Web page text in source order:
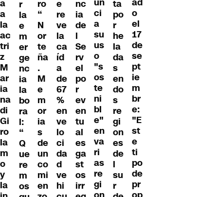
a
a
la
ac
tri
z
M
ar
ia
na
di
Gi
ro
la
m
o
y
la
r
la
e
m
er
ge
nc
ia
la
bo
ra
l:
“
Q
ue
re
m
os
ro
“
N
or
te
ña
.
M
e
m
or
ia
s
de
un
co
mi
en
e
re
ve
la
ca
íd
a
de
67
%
en
ve
lo
ci
da
d
ve
hi
nc
ia
de
l
Se
rv
el
po
r
ev
en
tu
al
es
ga
st
os
irr
ci
a
su
us
o
"s
os
te
ni
bl
e"
en
va
ri
as
re
gi
ta
po
r
he
la
da
s
en
do
s
re
gi
on
es
de
l
su
r
o
el
17
de
se
pt
ie
m
br
e:
"E
st
e
ti
po
de
pr